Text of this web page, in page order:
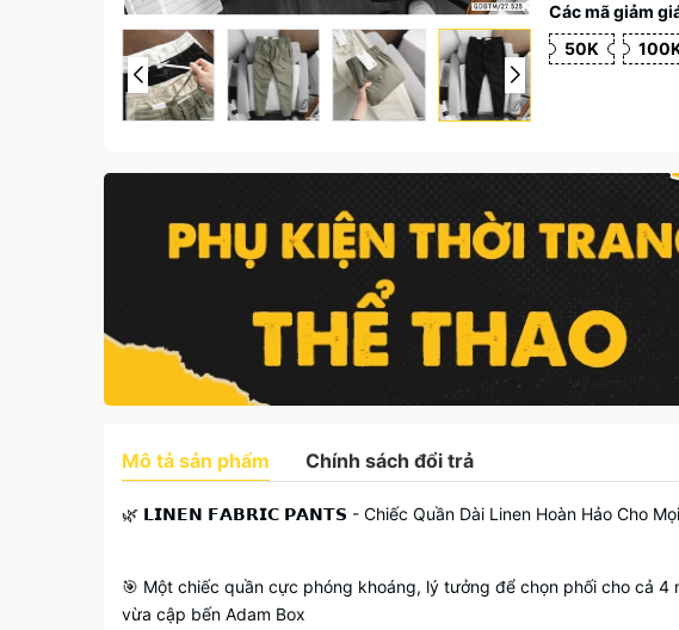
Các mã giảm
50K
Mô tả sản phẩm Chính sách đổi trả
🌿 𝗟𝗜𝗡𝗘𝗡 𝗙𝗔𝗕𝗥𝗜𝗖 𝗣𝗔𝗡𝗧𝗦 - Chiếc Quần Dài Linen Hoàn Hảo Cho
🎯 Một chiếc quần cực phóng khoáng, lý tưởng để chọn phối cho cả
vừa cập bến Adam Box